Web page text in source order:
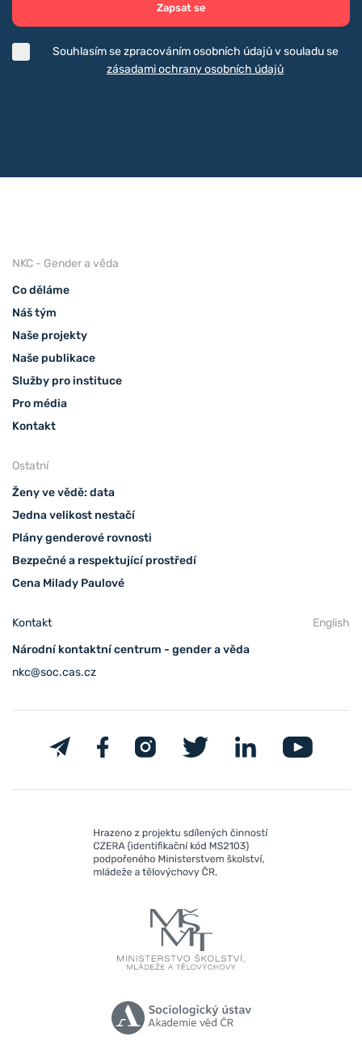
Zapsat se
Souhlasím se zpracováním osobních údajů v souladu se
zásadami ochrany osobních údajů
NKC - Gender a věda
Co děláme
Náš tým
Naše projekty
Naše publikace
Služby pro instituce
Pro média
Kontakt
Ostatní
Ženy ve vědě: data
Jedna velikost nestačí
Plány genderové rovnosti
Bezpečné a respektující prostředí
Cena Milady Paulové
Kontakt
English
Národní kontaktní centrum - gender a věda
nkc@soc.cas.cz